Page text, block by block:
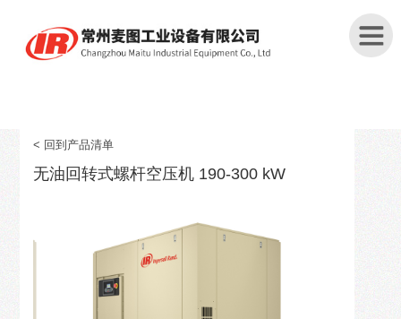
关
< 回到产品清单
无油回转式螺杆空压机 190-300 kW